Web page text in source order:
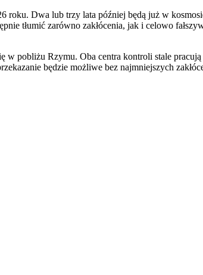
roku. Dwa lub trzy lata później będą już w
tłumić zarówno zakłócenia, jak i celowo
w pobliżu Rzymu. Oba centra kontroli stale
będzie możliwe bez najmniejszych